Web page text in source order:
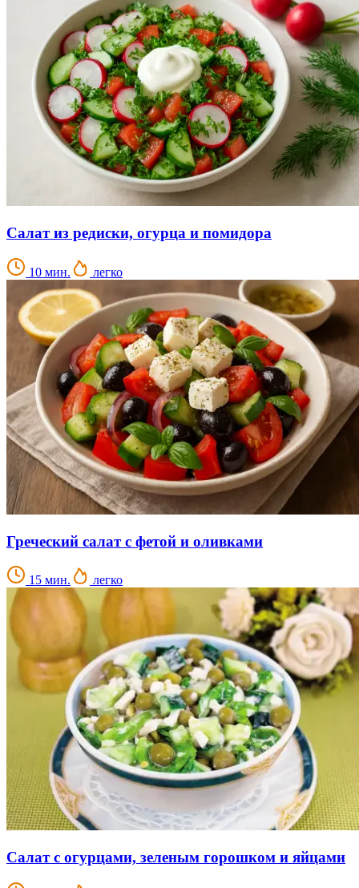
Салат из редиски, огурца и помидора
10 мин. легко
Греческий салат с фетой и оливками
15 мин. легко
Салат с огурцами, зеленым горошком и яйцами